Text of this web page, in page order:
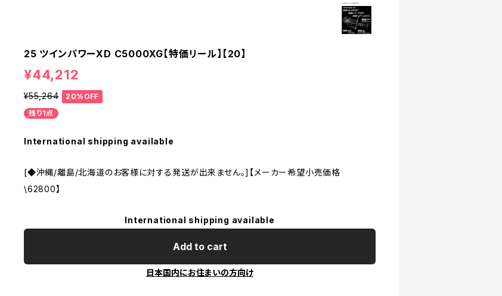
25 ツインパワーXD C5000XG【特価リール】【20】
¥44,212
¥55,264
20%OFF
残り1点
International shipping available
[◆沖縄/離島/北海道のお客様に対する発送が出来ません。]【メーカー希望小売価格
\62800】
International shipping available
Add to cart
日本国内にお住まいの方向け